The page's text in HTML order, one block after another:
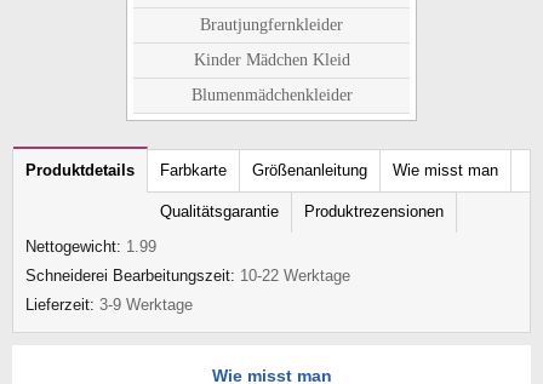
Brautjungfernkleider
Kinder Mädchen Kleid
Blumenmädchenkleider
Produktdetails Farbkarte Größenanleitung Wie misst man
Qualitätsgarantie
Produktrezensionen
Nettogewicht: 1.99
Schneiderei Bearbeitungszeit: 10-22 Werktage
Lieferzeit: 3-9 Werktage
Wie misst man